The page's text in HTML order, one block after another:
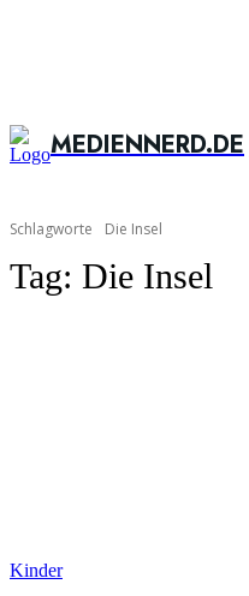
MEDIENNERD.DE
Schlagworte Die Insel
Tag: Die Insel
Kinder